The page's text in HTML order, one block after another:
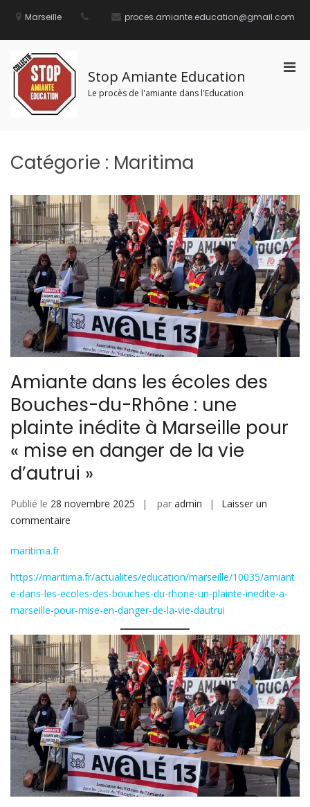
Marseille proces.amiante.education@gmail.com
Stop Amiante Education
Le procès de l'amiante dans l'Education
Catégorie : Maritima
Amiante dans les écoles des
Bouches-du-Rhône : une
plainte inédite à Marseille pour
« mise en danger de la vie
d’autrui »
Publié le 28 novembre 2025 par admin
Laisser un
commentaire
du-
Rhône
:
une
plainte
inédite
à
Marseille
pour
« mise
maritima.fr
https://maritima.fr/actualites/education/marseille/10035/amiant
e-dans-les-ecoles-des-bouches-du-rhone-un-plainte-inedite-a-
marseille-pour-mise-en-danger-de-la-vie-dautrui